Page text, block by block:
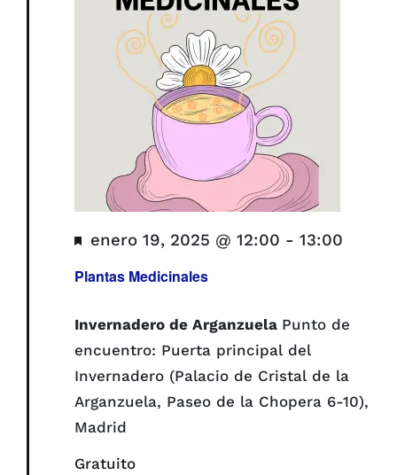
Plantas Medicinales
Destacado
enero 19, 2025 @ 12:00 - 13:00
Invernadero de Arganzuela Punto de
encuentro: Puerta principal del
Invernadero (Palacio de Cristal de la
Arganzuela, Paseo de la Chopera 6-10),
Madrid
Gratuito